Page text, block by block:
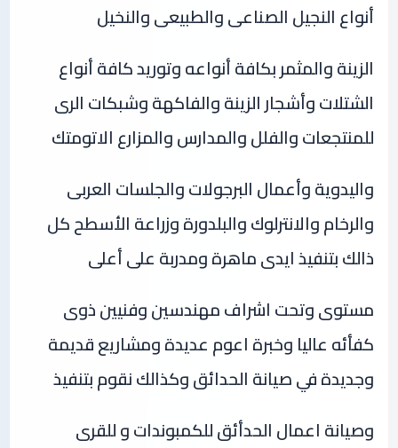
أنواع النجيل الصناعى والطبيعى والنخيل
الزينة والمثمر بكافة أنواعه وتوريد كافة أنواع
الشتلات وأشجار الزينة والفاكهة وشبكات الرى
للمنتجعات والفلل والمدارس والمزارع الاتومتك
واليدوية وأعمال البرجولات والجلسات العربى
والرخام والانترلوك والبلدورة وزراعة الأسطح كل
ذالك بتنفيذ ايدى ماهرة ومدربة على أعلى
مستوى وتحت اشراف مهندسين وفنيين ذوى
كفأئه عاليا وخبرة اعوم عديدة ومشاريع قديمة
وجديدة في صيانة الحدائق وكذالك نقوم بتنفيذ
وصيانة اعمال الحدأئق للكمبوندات و للقرى